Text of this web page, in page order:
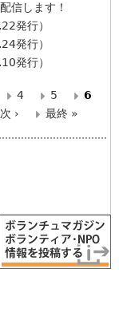
信します！
発行）
発行）
発行）
4 5
6
次 › 最終 »